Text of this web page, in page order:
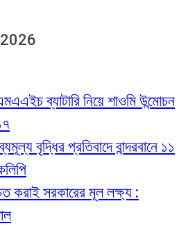
ব্যাটারি নিয়ে শাওমি উন্মোচন
বৃদ্ধির প্রতিবাদে বান্দরবানে ১১
করাই সরকারের মূল লক্ষ্য :